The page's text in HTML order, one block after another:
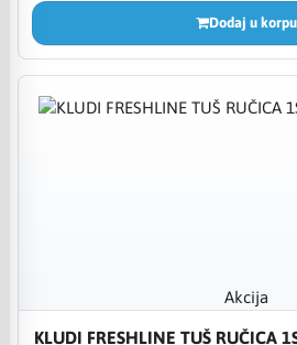
Dodaj u korpu
Akcija
KLUDI FRESHLINE TUŠ RUČICA